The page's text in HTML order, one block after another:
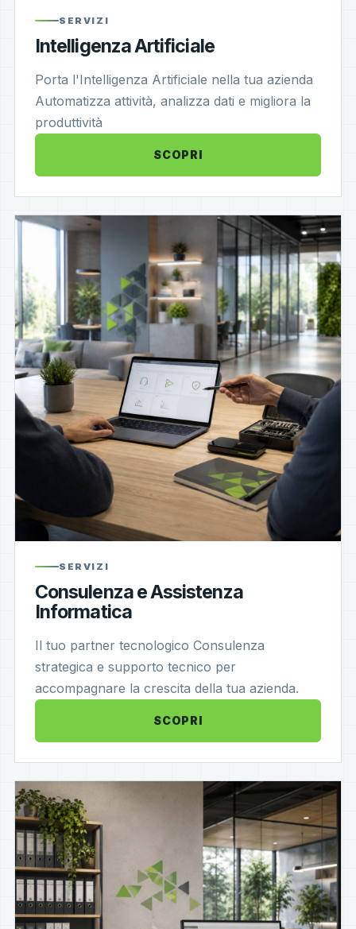
SERVIZI
Intelligenza Artificiale
Porta l'Intelligenza Artificiale nella tua azienda
Automatizza attività, analizza dati e migliora la
produttività
SCOPRI
SERVIZI
Consulenza e Assistenza
Informatica
Il tuo partner tecnologico Consulenza
strategica e supporto tecnico per
accompagnare la crescita della tua azienda.
SCOPRI